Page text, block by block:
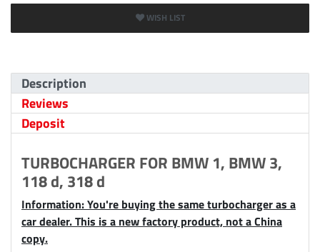
WISH LIST
Description
Reviews
Deposit
TURBOCHARGER FOR BMW 1, BMW 3,
118 d, 318 d
Information: You're buying the same turbocharger as a
car dealer. This is a new factory product, not a China
copy.